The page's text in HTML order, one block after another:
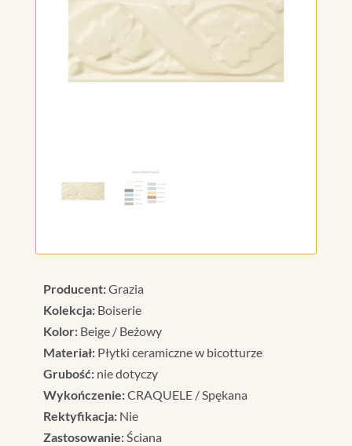
Producent:Grazia
Kolekcja:Boiserie
Kolor:Beige / Beżowy
Materiał:Płytki ceramiczne w bicotturze
Grubość:nie dotyczy
Wykończenie:CRAQUELE / Spękana
Rektyfikacja:Nie
Zastosowanie:Ściana